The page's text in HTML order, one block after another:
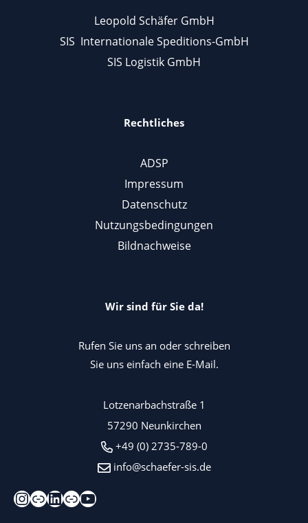
Leopold Schäfer GmbH
SIS Internationale Speditions-GmbH
SIS Logistik GmbH
Rechtliches
ADSP
Impressum
Datenschutz
Nutzungsbedingungen
Bildnachweise
Wir sind für Sie da!
Rufen Sie uns an oder schreiben
Sie uns einfach eine E-Mail.
Lotzenarbachstraße 1
57290 Neunkirchen
+49 (0) 2735-789-0
info@schaefer-sis.de
Instagram
XingLinkedIn
Kununu
YouTube